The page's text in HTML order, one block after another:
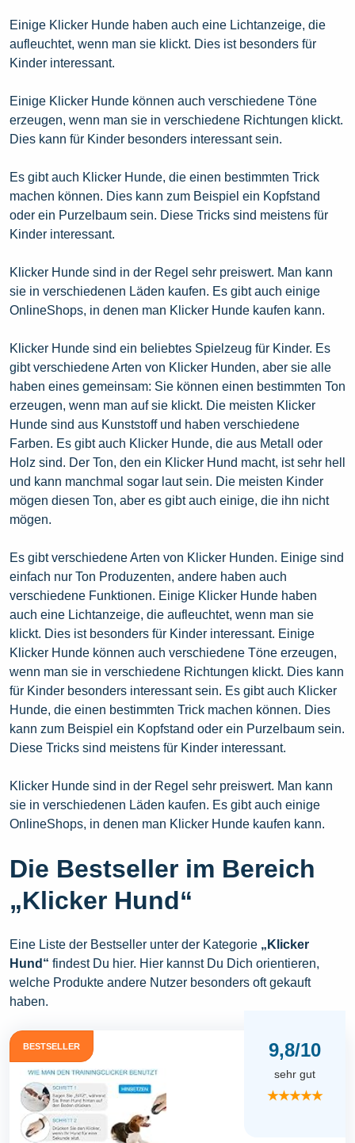
Einige Klicker Hunde haben auch eine Lichtanzeige, die
aufleuchtet, wenn man sie klickt. Dies ist besonders für
Kinder interessant.
Einige Klicker Hunde können auch verschiedene Töne
erzeugen, wenn man sie in verschiedene Richtungen klickt.
Dies kann für Kinder besonders interessant sein.
Es gibt auch Klicker Hunde, die einen bestimmten Trick
machen können. Dies kann zum Beispiel ein Kopfstand
oder ein Purzelbaum sein. Diese Tricks sind meistens für
Kinder interessant.
Klicker Hunde sind in der Regel sehr preiswert. Man kann
sie in verschiedenen Läden kaufen. Es gibt auch einige
OnlineShops, in denen man Klicker Hunde kaufen kann.
Klicker Hunde sind ein beliebtes Spielzeug für Kinder. Es
gibt verschiedene Arten von Klicker Hunden, aber sie alle
haben eines gemeinsam: Sie können einen bestimmten Ton
erzeugen, wenn man auf sie klickt. Die meisten Klicker
Hunde sind aus Kunststoff und haben verschiedene
Farben. Es gibt auch Klicker Hunde, die aus Metall oder
Holz sind. Der Ton, den ein Klicker Hund macht, ist sehr hell
und kann manchmal sogar laut sein. Die meisten Kinder
mögen diesen Ton, aber es gibt auch einige, die ihn nicht
mögen.
Es gibt verschiedene Arten von Klicker Hunden. Einige sind
einfach nur Ton Produzenten, andere haben auch
verschiedene Funktionen. Einige Klicker Hunde haben
auch eine Lichtanzeige, die aufleuchtet, wenn man sie
klickt. Dies ist besonders für Kinder interessant. Einige
Klicker Hunde können auch verschiedene Töne erzeugen,
wenn man sie in verschiedene Richtungen klickt. Dies kann
für Kinder besonders interessant sein. Es gibt auch Klicker
Hunde, die einen bestimmten Trick machen können. Dies
kann zum Beispiel ein Kopfstand oder ein Purzelbaum sein.
Diese Tricks sind meistens für Kinder interessant.
Klicker Hunde sind in der Regel sehr preiswert. Man kann
sie in verschiedenen Läden kaufen. Es gibt auch einige
OnlineShops, in denen man Klicker Hunde kaufen kann.
Die Bestseller im Bereich
„Klicker Hund“
Eine Liste der Bestseller unter der Kategorie „Klicker
Hund“ findest Du hier. Hier kannst Du Dich orientieren,
welche Produkte andere Nutzer besonders oft gekauft
haben.
BESTSELLER 9,8/10
sehr gut
★★★★★